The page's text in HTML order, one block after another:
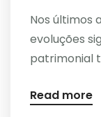
Nos últimos
evoluções
patrimonial
Read more